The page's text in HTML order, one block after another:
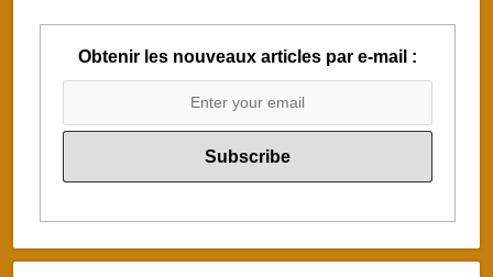
Obtenir les nouveaux articles par e-mail :